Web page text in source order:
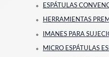
ESPÁTULAS
HERRAMIENTAS
IMANES PARA
MICRO ESPÁTULAS